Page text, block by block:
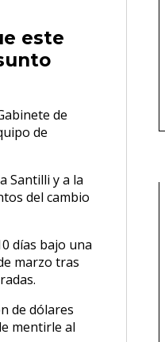
este
de
de
Santilli y a la
del cambio
días bajo una
marzo tras
de dólares
mentirle al